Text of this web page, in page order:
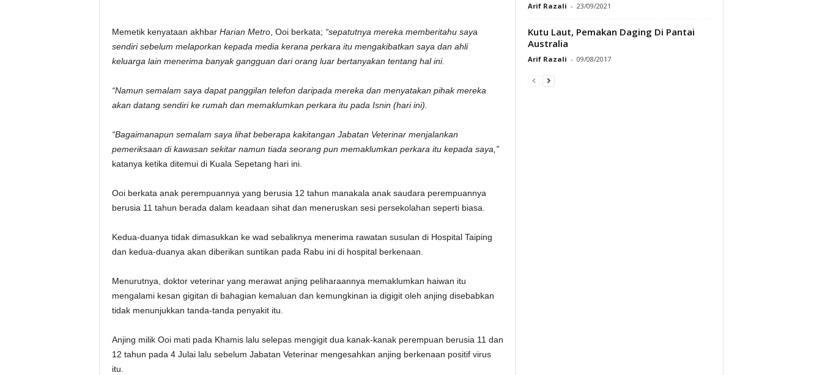
Memetik kenyataan akhbar Harian Metro, Ooi berkata; “sepatutnya mereka memberitahu saya
sendiri sebelum melaporkan kepada media kerana perkara itu mengakibatkan saya dan ahli
keluarga lain menerima banyak gangguan dari orang luar bertanyakan tentang hal ini.
“Namun semalam saya dapat panggilan telefon daripada mereka dan menyatakan pihak mereka
akan datang sendiri ke rumah dan memaklumkan perkara itu pada Isnin (hari ini).
“Bagaimanapun semalam saya lihat beberapa kakitangan Jabatan Veterinar menjalankan
pemeriksaan di kawasan sekitar namun tiada seorang pun memaklumkan perkara itu kepada saya,”
katanya ketika ditemui di Kuala Sepetang hari ini.
Ooi berkata anak perempuannya yang berusia 12 tahun manakala anak saudara perempuannya
berusia 11 tahun berada dalam keadaan sihat dan meneruskan sesi persekolahan seperti biasa.
Kedua-duanya tidak dimasukkan ke wad sebaliknya menerima rawatan susulan di Hospital Taiping
dan kedua-duanya akan diberikan suntikan pada Rabu ini di hospital berkenaan.
Menurutnya, doktor veterinar yang merawat anjing peliharaannya memaklumkan haiwan itu
mengalami kesan gigitan di bahagian kemaluan dan kemungkinan ia digigit oleh anjing disebabkan
tidak menunjukkan tanda-tanda penyakit itu.
Anjing milik Ooi mati pada Khamis lalu selepas mengigit dua kanak-kanak perempuan berusia 11 dan
12 tahun pada 4 Julai lalu sebelum Jabatan Veterinar mengesahkan anjing berkenaan positif virus
itu.
Arif Razali - 23/09/2021
Kutu Laut, Pemakan Daging Di Pantai
Australia
Arif Razali - 09/08/2017